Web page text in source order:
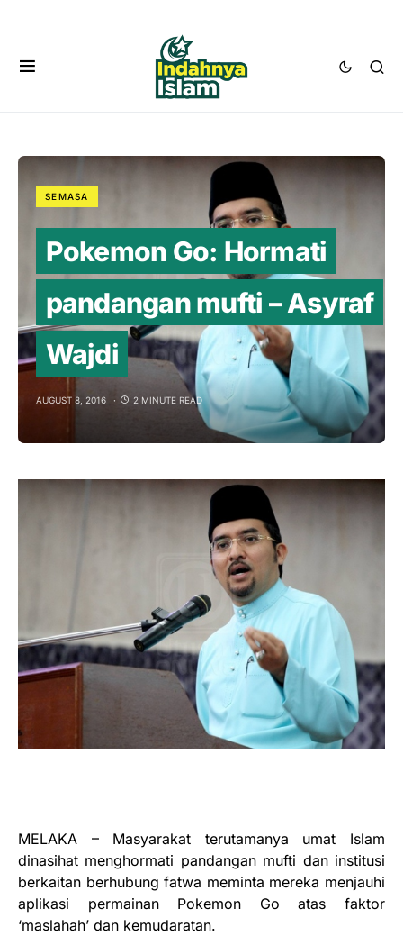
SEMASA
Pokemon Go: Hormati
pandangan mufti – Asyraf
Wajdi
AUGUST 8, 2016 2 MINUTE READ
MELAKA – Masyarakat terutamanya umat Islam
dinasihat menghormati pandangan mufti dan institusi
berkaitan berhubung fatwa meminta mereka menjauhi
aplikasi permainan Pokemon Go atas faktor
‘maslahah’ dan kemudaratan.